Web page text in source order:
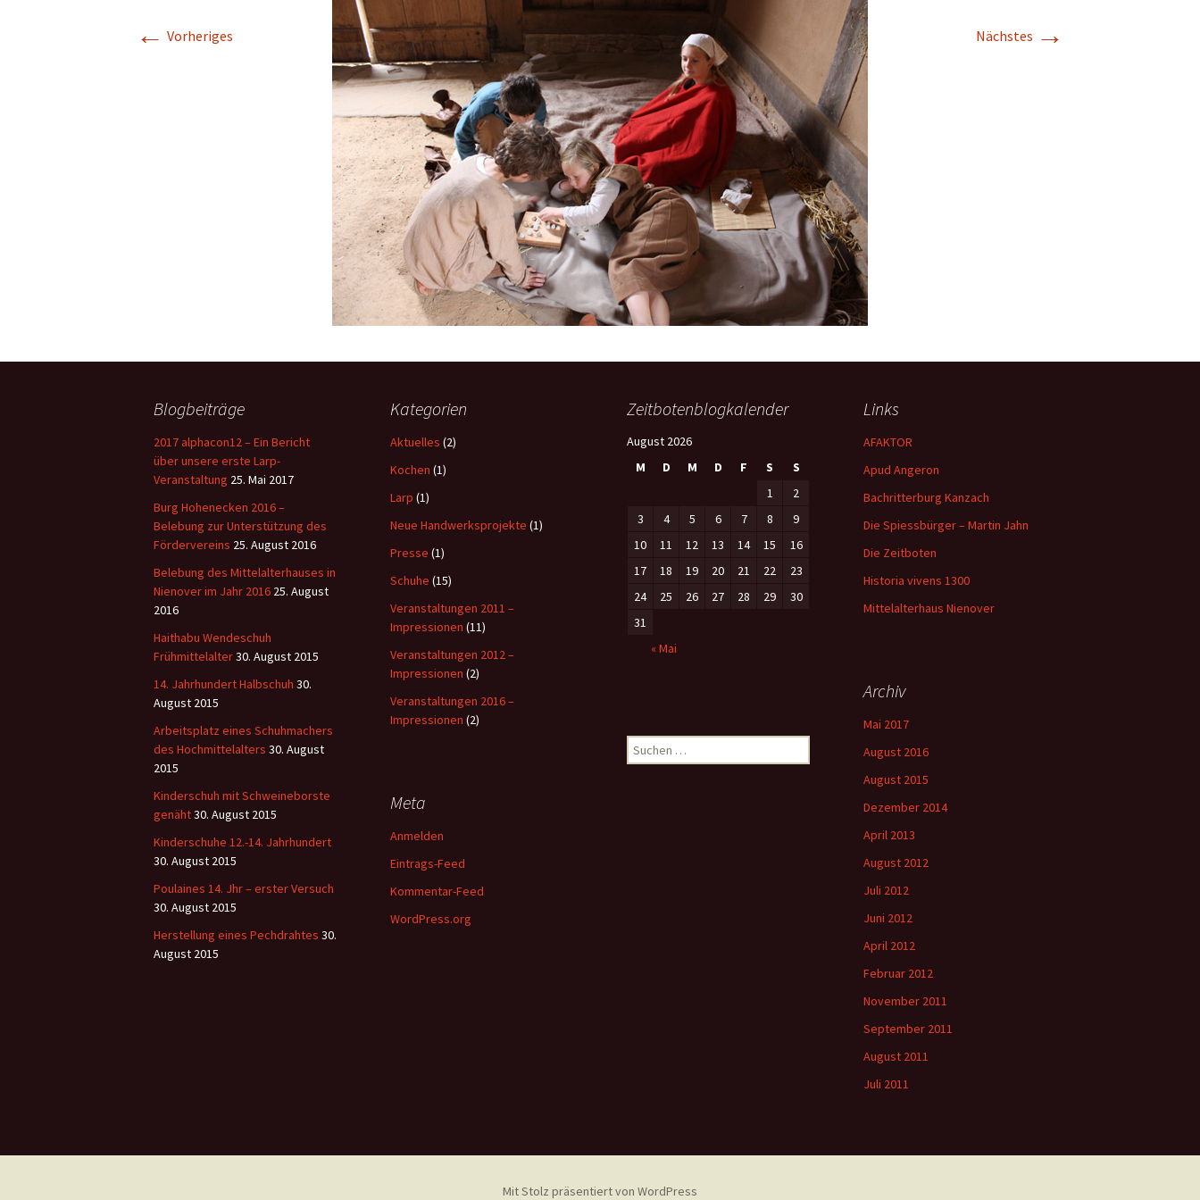
← Vorheriges Nächstes →
Blogbeiträge
2017 alphacon12 – Ein Bericht
über unsere erste Larp-
Veranstaltung 25. Mai 2017
Burg Hohenecken 2016 –
Belebung zur Unterstützung des
Fördervereins 25. August 2016
Belebung des Mittelalterhauses in
Nienover im Jahr 2016 25. August
2016
Haithabu Wendeschuh
Frühmittelalter30. August 2015
14. Jahrhundert Halbschuh 30.
August 2015
Arbeitsplatz eines Schuhmachers
des Hochmittelalters 30. August
2015
Kinderschuh mit Schweineborste
genäht30. August 2015
Kinderschuhe 12.-14. Jahrhundert
30. August 2015
Poulaines 14. Jhr – erster Versuch
30. August 2015
Herstellung eines Pechdrahtes 30.
August 2015
Kategorien
Aktuelles (2)
Kochen (1)
Larp (1)
Neue Handwerksprojekte (1)
Presse (1)
Schuhe (15)
Veranstaltungen 2011 –
Impressionen (11)
Veranstaltungen 2012 –
Impressionen (2)
Veranstaltungen 2016 –
Impressionen (2)
Zeitbotenblogkalender
August 2026
M
D M D F S
S
1
2
3
4 5 6 7 8
9
10
11 12 13 14 15
16
17
18 19 20 21 22
23
24
25 26 27 28 29
30
31
« Mai
Links
AFAKTOR
Apud Angeron
Bachritterburg Kanzach
Die Spiessbürger – Martin Jahn
Die Zeitboten
Historia vivens 1300
Mittelalterhaus Nienover
Archiv
Mai 2017
August 2016
August 2015
Dezember 2014
April 2013
August 2012
Juli 2012
Juni 2012
April 2012
Februar 2012
November 2011
September 2011
August 2011
Juli 2011
Suchen
nach:
Meta
Anmelden
Eintrags-Feed
Kommentar-Feed
WordPress.org
Mit Stolz präsentiert von WordPress